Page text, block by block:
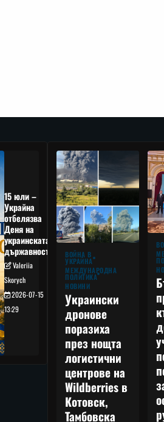
15 юли –
Украйна
отбелязва
Деня на
украинската
държавност
Valeriia
Skorych
2026-07-15
13:29
ВОЙНА В
УКРАЙНА
МЕЖДУНАРОДНА
ПОЛИТИКА
НОВИНИ
Украински
дронове
поразиха
през нощта
логистични
центрове на
Wildberries в
Котовск,
Тамбовска